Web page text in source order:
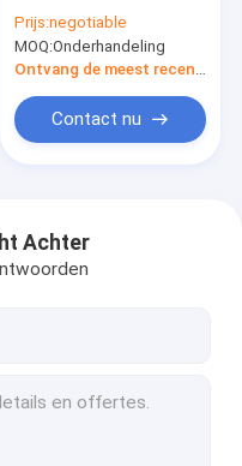
Sativa Oorsprong van
Oryza met Zout
wordt gevriesdroogd
Prijs:negotiable
MOQ:Onderhandeling
Ontvang de meest recente Prijs
Contact nu
Achter